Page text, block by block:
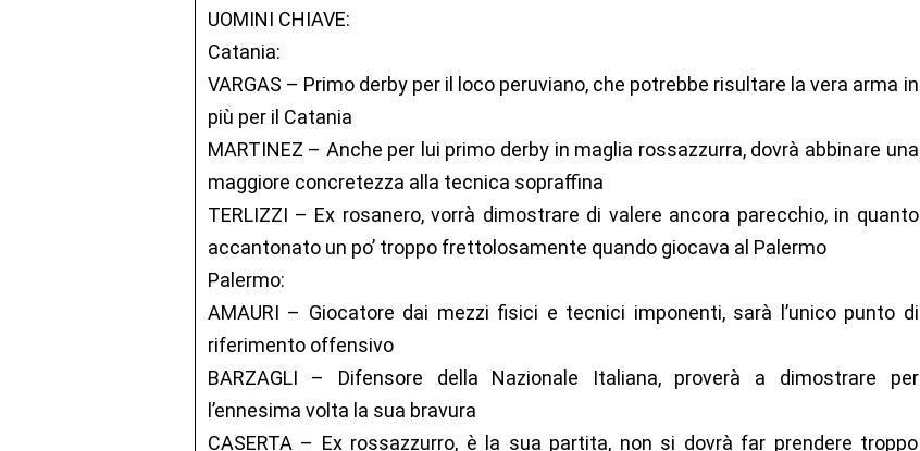
UOMINI CHIAVE:
Catania:
VARGAS – Primo derby per il loco peruviano, che potrebbe risultare la vera arma in
più per il Catania
MARTINEZ – Anche per lui primo derby in maglia rossazzurra, dovrà abbinare una
maggiore concretezza alla tecnica sopraffina
TERLIZZI – Ex rosanero, vorrà dimostrare di valere ancora parecchio, in quanto
accantonato un po’ troppo frettolosamente quando giocava al Palermo
Palermo:
AMAURI – Giocatore dai mezzi fisici e tecnici imponenti, sarà l’unico punto di
riferimento offensivo
BARZAGLI – Difensore della Nazionale Italiana, proverà a dimostrare per
l’ennesima volta la sua bravura
CASERTA – Ex rossazzurro, è la sua partita, non si dovrà far prendere troppo